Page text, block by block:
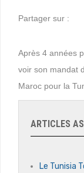
Partager sur :
Après 4 années
voir son mandat
Maroc pour la
ARTICLES
Le Tunisia